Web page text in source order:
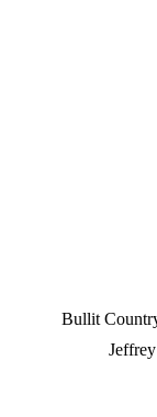
Bullit